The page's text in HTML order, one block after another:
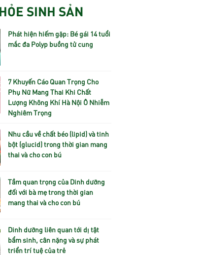
SINH SẢN
Phát hiện hiếm gặp: Bé gái 14 tuổi
mắc đa Polyp buồng tử cung
7 Khuyến Cáo Quan Trọng Cho
Phụ Nữ Mang Thai Khi Chất
Lượng Không Khí Hà Nội Ô Nhiễm
Nghiêm Trọng
Nhu cầu về chất béo (lipid) và tinh
bột (glucid) trong thời gian mang
thai và cho con bú
Tầm quan trọng của Dinh dưỡng
đối với bà mẹ trong thời gian
mang thai và cho con bú
Dinh dưỡng liên quan tới dị tật
bẩm sinh, cân nặng và sự phát
triển trí tuệ của trẻ